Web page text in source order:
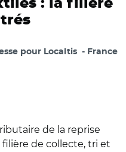
: la filière
pour Localtis France
de la reprise
de collecte, tri et